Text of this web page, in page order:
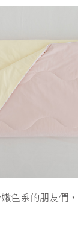
色系的朋友們